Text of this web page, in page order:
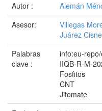
Autor :
Alemán
Asesor:
Villegas
Juárez
Palabras
clave :
info:eu-
IIQB-R-M-
Fosfitos
CNT
Jitomate